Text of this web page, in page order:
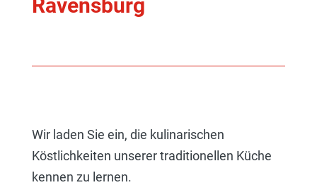
Ravensburg
Wir laden Sie ein, die kulinarischen
Köstlichkeiten unserer traditionellen Küche
kennen zu lernen.